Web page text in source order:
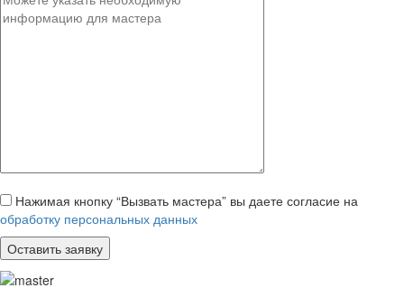
Нажимая кнопку “Вызвать мастера” вы даете согласие на
обработку персональных данных